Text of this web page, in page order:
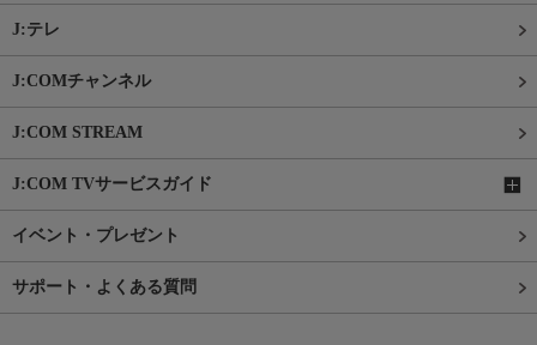
J:テレ
J:COMチャンネル
J:COM STREAM
J:COM TVサービスガイド
イベント・プレゼント
サポート・よくある質問